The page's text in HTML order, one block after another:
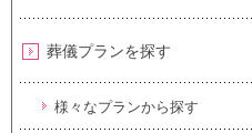
葬儀プランを探す
様々なプランから探す